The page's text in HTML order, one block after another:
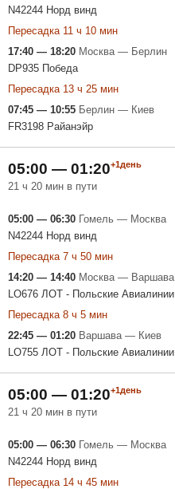
N42244 Норд винд
Пересадка 11 ч 10 мин
17:40 — 18:20 Москва — Берлин
DP935 Победа
Пересадка 13 ч 25 мин
07:45 — 10:55 Берлин — Киев
FR3198 Райанэйр
05:00 — 01:20+1день
21 ч 20 мин в пути
05:00 — 06:30 Гомель — Москва
N42244 Норд винд
Пересадка 7 ч 50 мин
14:20 — 14:40 Москва — Варшава
LO676 ЛОТ - Польские Авиалинии
Пересадка 8 ч 5 мин
22:45 — 01:20 Варшава — Киев
LO755 ЛОТ - Польские Авиалинии
05:00 — 01:20+1день
21 ч 20 мин в пути
05:00 — 06:30 Гомель — Москва
N42244 Норд винд
Пересадка 14 ч 45 мин